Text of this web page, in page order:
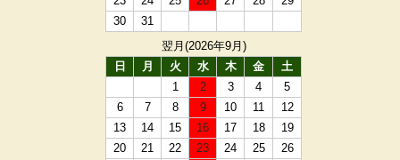
30
31
翌月(2026年9月)
日
月 火 水 木 金
土
1
2 3 4
5
6
7 8 9 10 11
12
13
14 15 16 17 18
19
20
21 22 23 24 25
26